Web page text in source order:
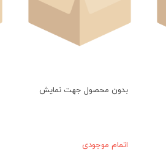
بدون محصول جهت نمایش
اتمام موجودی